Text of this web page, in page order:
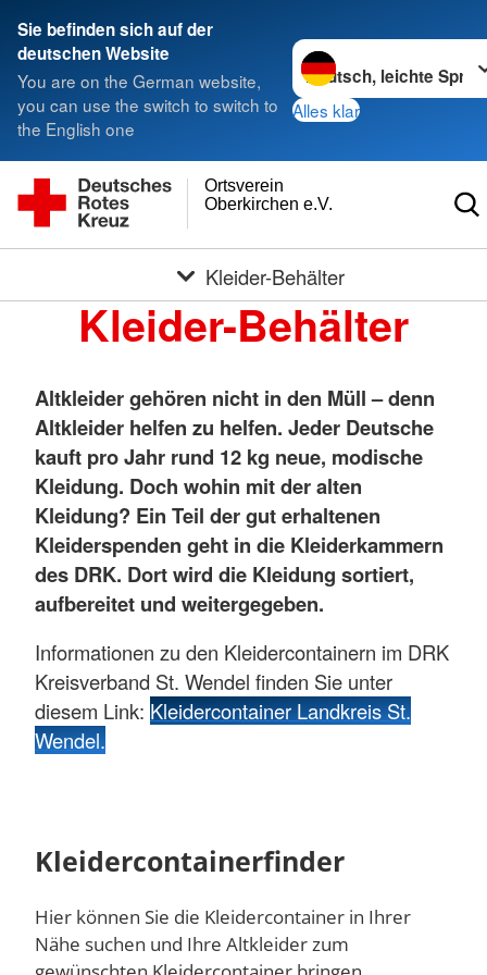
Sie befinden sich auf der
deutschen Website
You are on the German website,
you can use the switch to switch to
the English one
Sprache wechseln zu
Alles klar
Oberkirchen e.V.
Ortsverein
Kleider-Behälter
Kleider-Behälter
Altkleider gehören nicht in den Müll – denn
Altkleider helfen zu helfen. Jeder Deutsche
kauft pro Jahr rund 12 kg neue, modische
Kleidung. Doch wohin mit der alten
Kleidung? Ein Teil der gut erhaltenen
Kleiderspenden geht in die Kleiderkammern
des DRK. Dort wird die Kleidung sortiert,
aufbereitet und weitergegeben.
Informationen zu den Kleidercontainern im DRK
Kreisverband St. Wendel finden Sie unter
diesem Link: Kleidercontainer Landkreis St.
Wendel.
Kleidercontainerfinder
Hier können Sie die Kleidercontainer in Ihrer
Nähe suchen und Ihre Altkleider zum